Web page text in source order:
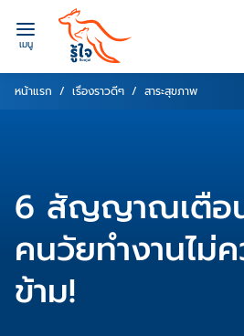
เมนู
หน้าแรก เรื่องราวดีๆ สาระสุขภาพ
6 สัญญาณเตือ
คนวัยทำงานไม่
ข้าม!